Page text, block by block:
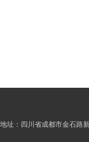
地址：四川省成都市金石